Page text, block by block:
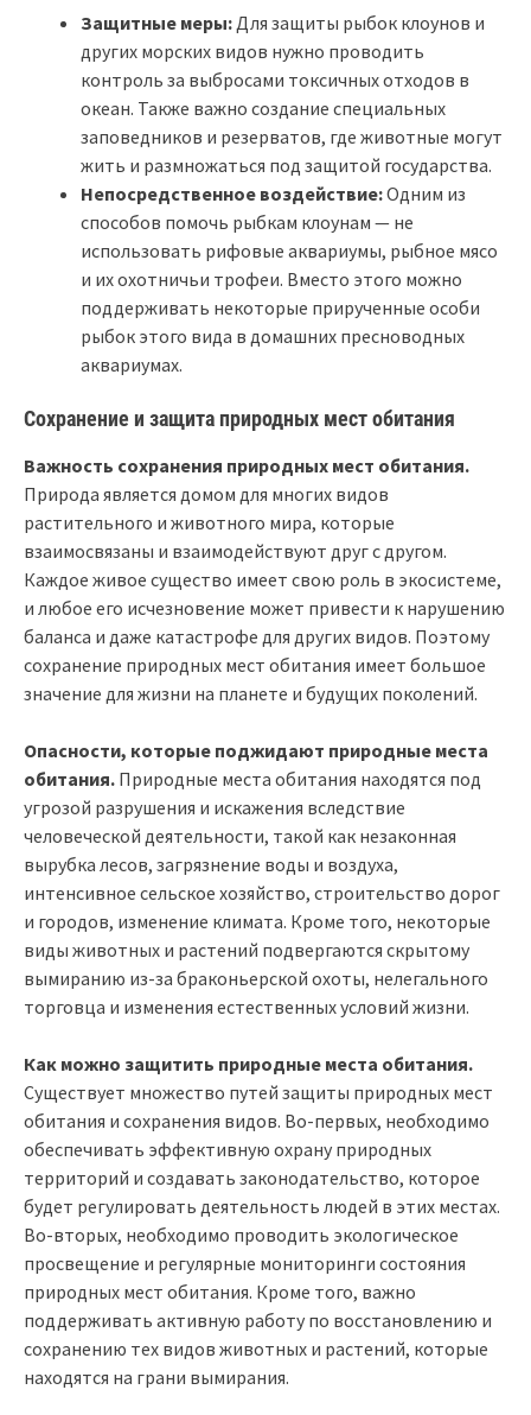
Защитные меры:Для защиты рыбок клоунов и
других морских видов нужно проводить
контроль за выбросами токсичных отходов в
океан. Также важно создание специальных
заповедников и резерватов, где животные могут
жить и размножаться под защитой государства.
Непосредственное воздействие:Одним из
способов помочь рыбкам клоунам — не
использовать рифовые аквариумы, рыбное мясо
и их охотничьи трофеи. Вместо этого можно
поддерживать некоторые прирученные особи
рыбок этого вида в домашних пресноводных
аквариумах.
Сохранение и защита природных мест обитания
Важность сохранения природных мест обитания.
Природа является домом для многих видов
растительного и животного мира, которые
взаимосвязаны и взаимодействуют друг с другом.
Каждое живое существо имеет свою роль в экосистеме,
и любое его исчезновение может привести к нарушению
баланса и даже катастрофе для других видов. Поэтому
сохранение природных мест обитания имеет большое
значение для жизни на планете и будущих поколений.
Опасности, которые поджидают природные места
обитания. Природные места обитания находятся под
угрозой разрушения и искажения вследствие
человеческой деятельности, такой как незаконная
вырубка лесов, загрязнение воды и воздуха,
интенсивное сельское хозяйство, строительство дорог
и городов, изменение климата. Кроме того, некоторые
виды животных и растений подвергаются скрытому
вымиранию из-за браконьерской охоты, нелегального
торговца и изменения естественных условий жизни.
Как можно защитить природные места обитания.
Существует множество путей защиты природных мест
обитания и сохранения видов. Во-первых, необходимо
обеспечивать эффективную охрану природных
территорий и создавать законодательство, которое
будет регулировать деятельность людей в этих местах.
Во-вторых, необходимо проводить экологическое
просвещение и регулярные мониторинги состояния
природных мест обитания. Кроме того, важно
поддерживать активную работу по восстановлению и
сохранению тех видов животных и растений, которые
находятся на грани вымирания.